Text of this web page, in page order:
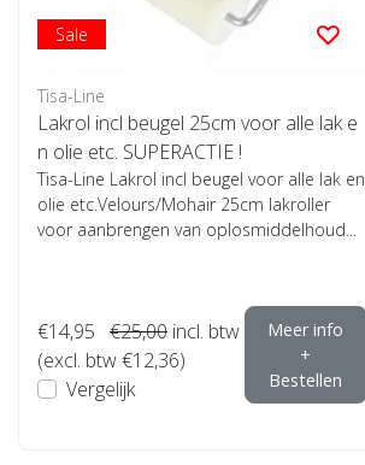
Sale
Tisa-Line
Lakrol incl beugel 25cm voor alle lak e
n olie etc. SUPERACTIE !
Tisa-Line Lakrol incl beugel voor alle lak en
olie etc.Velours/Mohair 25cm lakroller
voor aanbrengen van oplosmiddelhoud...
€14,95 €25,00 incl. btw
(excl. btw €12,36)
Vergelijk
Meer info
+
Bestellen